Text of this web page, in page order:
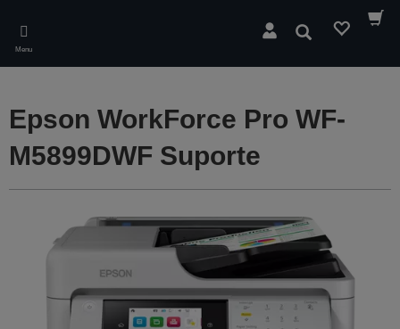
main
content
Menu
Pesquisar
Epson WorkForce Pro WF-
M5899DWF Suporte